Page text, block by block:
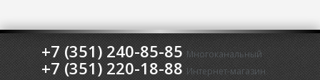
+7 (351) 240-85-85 Многоканальный
+7 (351) 220-18-88 Интернет-магазин